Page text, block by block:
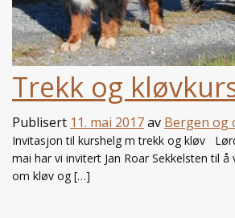
Trekk og
Publisert 11. mai 2017av Bergen og
Invitasjon til kurshelg m trekk og kløv
mai har vi invitert Jan Roar Sekkelsten til å
om kløv og […]